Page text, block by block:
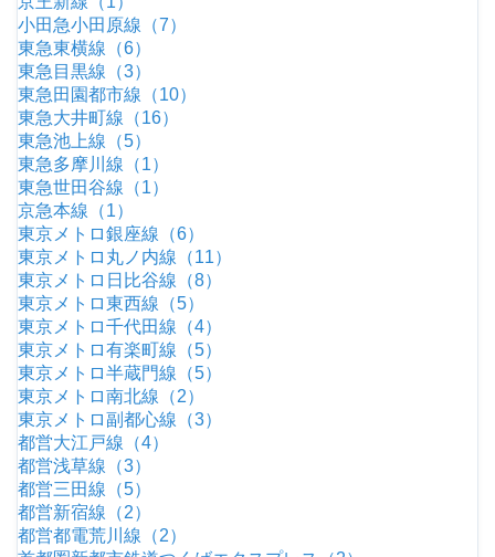
小田急小田原線（7）
東急東横線（6）
東急目黒線（3）
東急田園都市線（10）
東急大井町線（16）
東急池上線（5）
東急多摩川線（1）
東急世田谷線（1）
京急本線（1）
東京メトロ銀座線（6）
東京メトロ丸ノ内線（11）
東京メトロ日比谷線（8）
東京メトロ東西線（5）
東京メトロ千代田線（4）
東京メトロ有楽町線（5）
東京メトロ半蔵門線（5）
東京メトロ南北線（2）
東京メトロ副都心線（3）
都営大江戸線（4）
都営浅草線（3）
都営三田線（5）
都営新宿線（2）
都営都電荒川線（2）